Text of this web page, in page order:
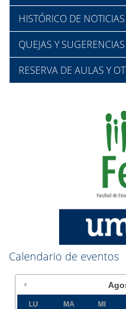
HISTÓRICO DE NOTICIAS
QUEJAS Y SUGERENCIAS
RESERVA DE AULAS Y
Calendario de eventos
LU MA MI